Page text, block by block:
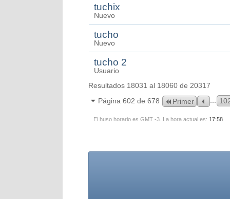
tuchix
Nuevo
tucho
Nuevo
tucho 2
Usuario
Resultados 18031 al 18060 de 20317
Página 602 de 678
Primer
El huso horario es GMT -3. La hora actual es: 17:58